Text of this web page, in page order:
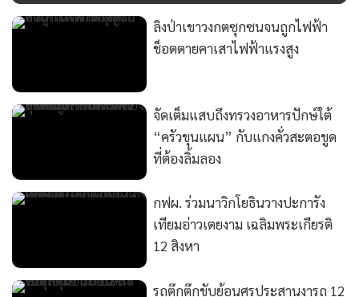
ลิงป่าเขาวงกตซุกซนจนถูกไฟฟ้า
ช็อตตายคาเสาไฟฟ้าแรงสูง
จัดเต็มแสบถึงทรวงอาหารปักษ์ใต้
“ครัวขุนแผน” กับแกงคั่วสะตอขูด
ที่ต้องลิ้มลอง
กฟผ. ร่วมนาวิกโยธินวางปะการัง
เทียมอ่าวเตยงาม เฉลิมพระเกียรติ
12 สิงหา
รถตุ๊กตุ๊กขับย้อนศรประสานงารถ 12